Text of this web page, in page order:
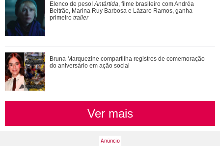
Assumidos! Kylian Mbappé abre álbum de fotos e noite de
cinema brasileiro com Ester Expósi...
Mari Gonzalez vai ao cinema para ver A Odisseia, mas
perrengue a impede de assistir ao final
Elenco de peso!Antártida, filme brasileiro com Andréa
Beltrão, Marina Ruy Barbosa e Lázaro Ramos, ganha
primeiro trailer
Bruna Marquezine compartilha registros de comemoração
do aniversário em ação social
Ver mais